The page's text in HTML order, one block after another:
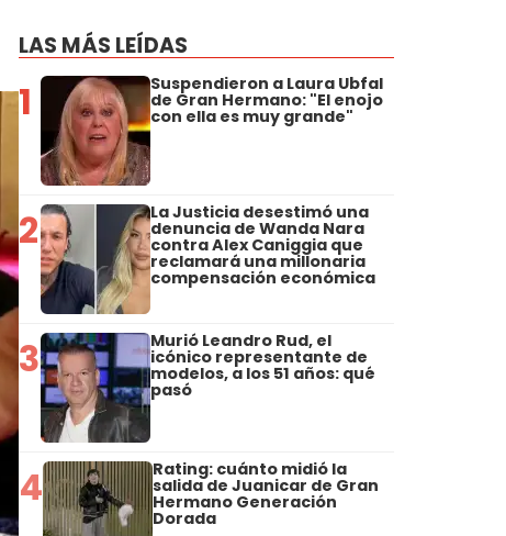
LAS MÁS LEÍDAS
1 Suspendieron a Laura Ubfal
de Gran Hermano: "El enojo
con ella es muy grande"
2 La Justicia desestimó una
denuncia de Wanda Nara
contra Alex Caniggia que
reclamará una millonaria
compensación económica
3 Murió Leandro Rud, el
icónico representante de
modelos, a los 51 años: qué
pasó
4 Rating: cuánto midió la
salida de Juanicar de Gran
Hermano Generación
Dorada